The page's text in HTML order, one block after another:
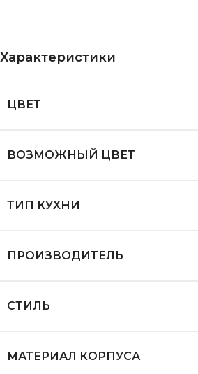
Характеристики
ЦВЕТ
ВОЗМОЖНЫЙ ЦВЕТ
ТИП КУХНИ
ПРОИЗВОДИТЕЛЬ
СТИЛЬ
МАТЕРИАЛ КОРПУСА